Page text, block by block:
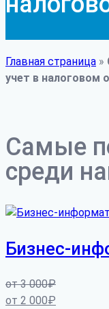
Главная страница »
учет в налоговом
Самые
среди
Бизнес-
от3 000₽
от 2 000₽